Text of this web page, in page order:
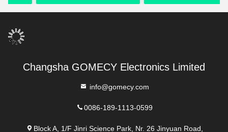
Nicht berühren 7 Tesla
Changsha GOMECY Electronics Limited
info@gomecy.com
0086-189-1113-0599
Block A, 1/F Jinri Science Park, Nr. 26 Jinyuan Road,